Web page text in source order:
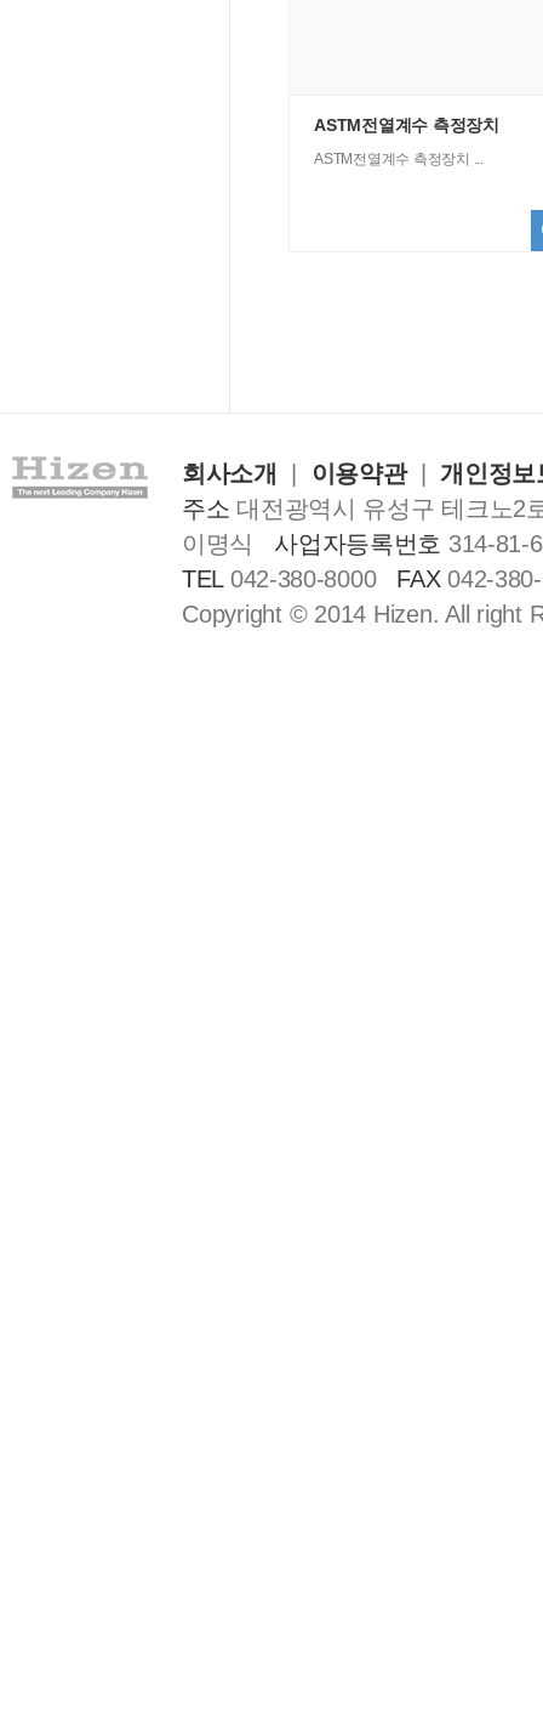
ASTM전열계수 측정장치
ASTM전열계수 측정장치 ...
회사소개 이용약관|개인정보
주소 대전광역시 유성구 테크노
이명식 사업자등록번호 314-81-
TEL042-380-8000 FAX042-
Copyright © 2014 Hizen. All right